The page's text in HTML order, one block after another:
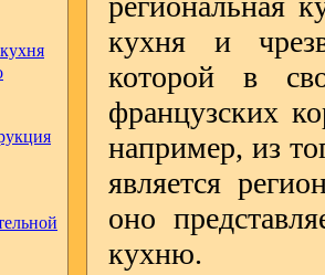
кухня и
которой в
французских
например, из
является
оно
кухню.